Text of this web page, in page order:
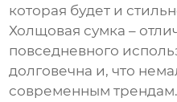
которая будет и
Холщовая сумка –
повседневного
долговечна и, что
современным трендам.